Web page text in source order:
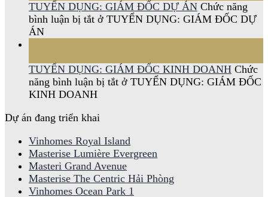
TUYỂN DỤNG: GIÁM ĐỐC DỰ ÁN Chức năng
bình luận bị tắt ở TUYỂN DỤNG: GIÁM ĐỐC DỰ
ÁN
TUYỂN DỤNG: GIÁM ĐỐC KINH DOANH Chức
năng bình luận bị tắt ở TUYỂN DỤNG: GIÁM ĐỐC
KINH DOANH
Dự án đang triển khai
Vinhomes Royal Island
Masterise Lumière Evergreen
Masteri Grand Avenue
Masterise The Centric Hải Phòng
Vinhomes Ocean Park 1